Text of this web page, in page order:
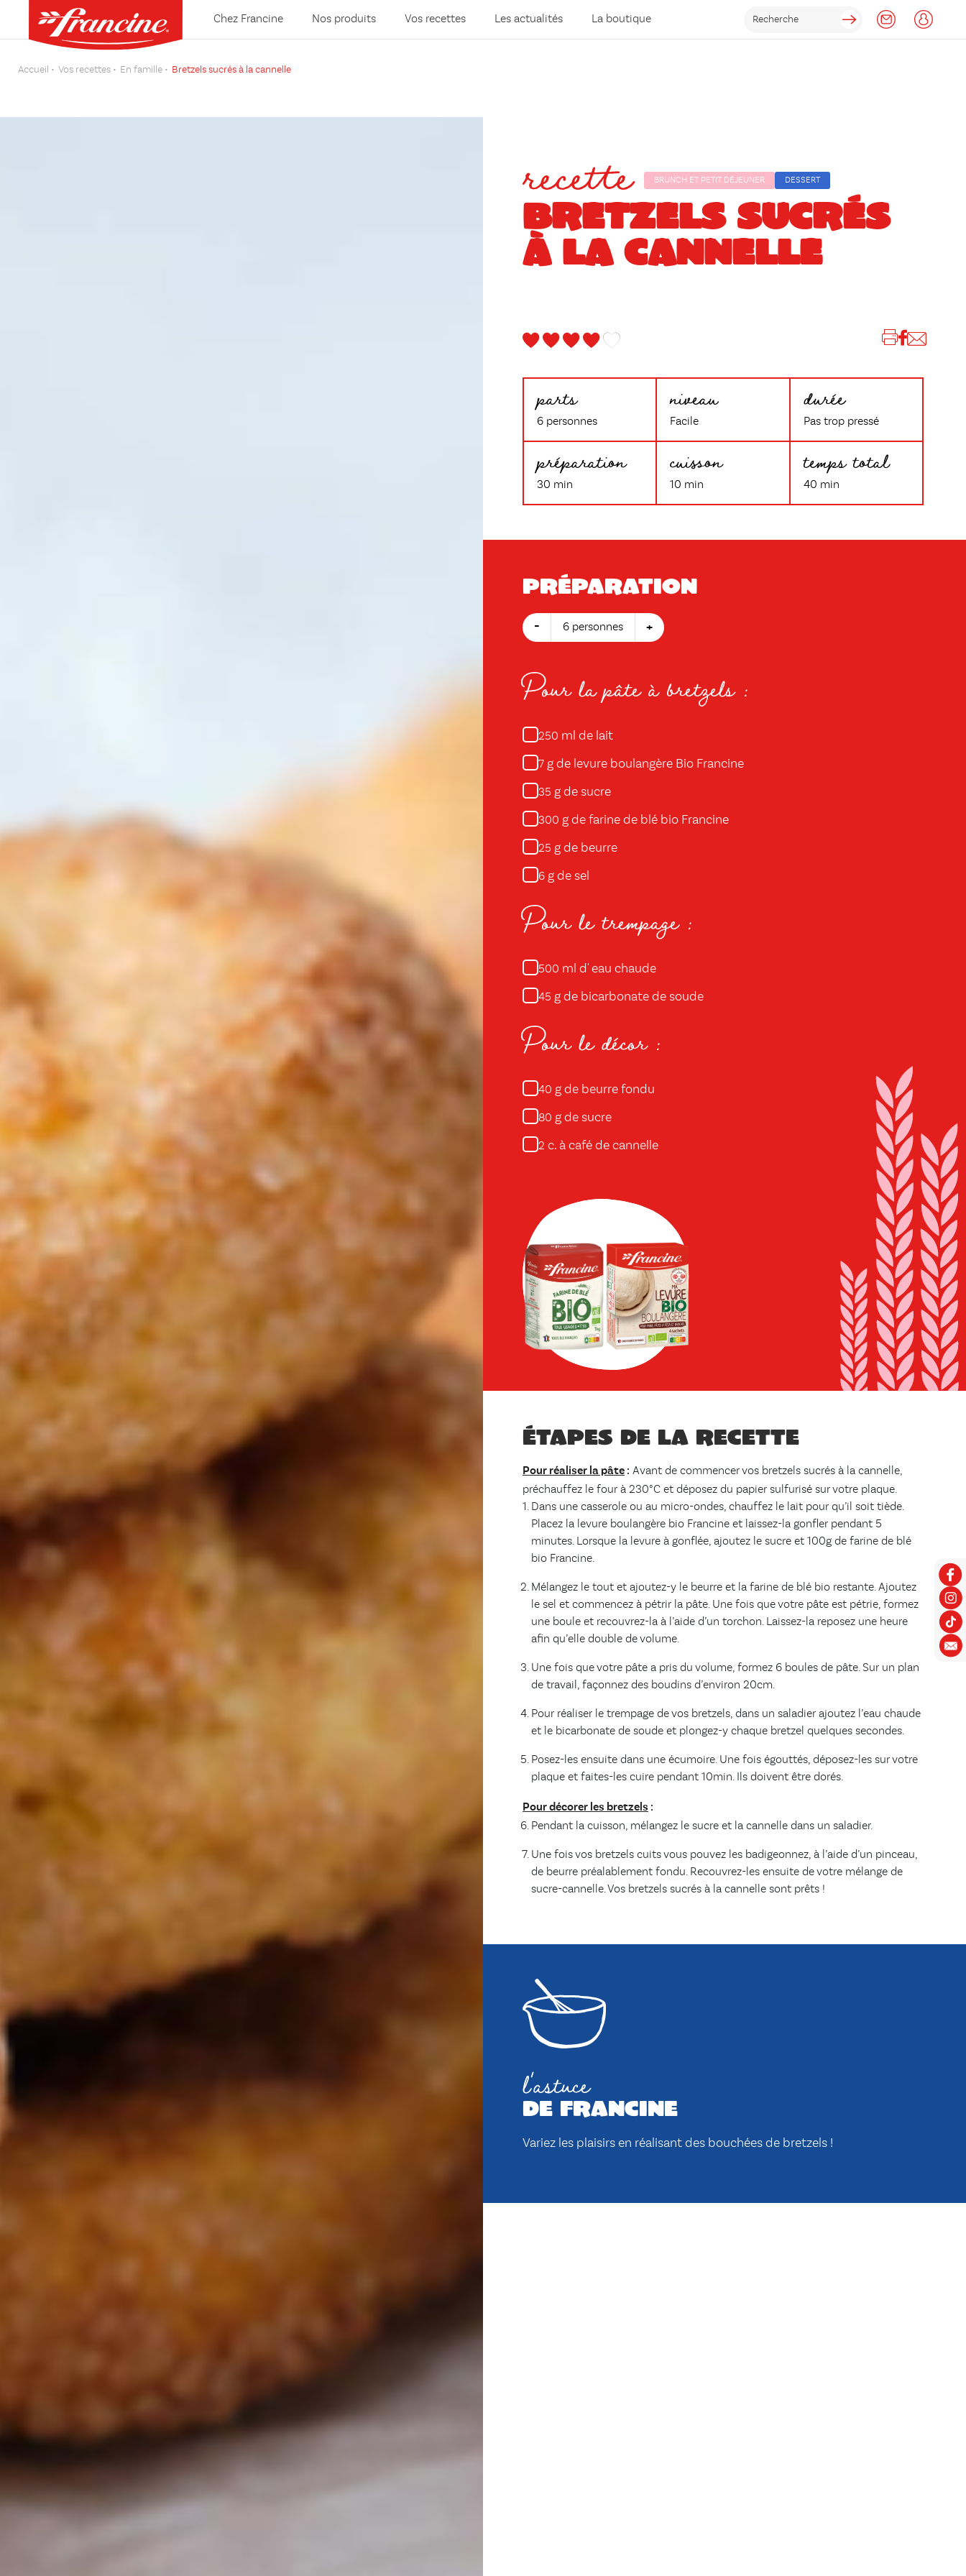
Chez Francine Nos produits Vos recettes Les actualités La boutique
Accueil Vos recettes En famille Bretzels sucrés à la cannelle
recette BRUNCH ET PETIT DÉJEUNER DESSERT
BRETZELS SUCRÉS
À LA CANNELLE
parts
6 personnes
niveau
Facile
durée
Pas trop pressé
préparation
30 min
cuisson
10 min
temps total
40 min
Préparation
- 6 personnes +
Pour la pâte à bretzels :
250 ml de lait
7 g de levure boulangère Bio Francine
35 g de sucre
300 g de farine de blé bio Francine
25 g de beurre
6 g de sel
Pour le trempage :
500 ml d' eau chaude
45 g de bicarbonate de soude
Pour le décor :
40 g de beurre fondu
80 g de sucre
2 c. à café de cannelle
Étapes de la recette
Pour réaliser la pâte : Avant de commencer vos bretzels sucrés à la cannelle,
préchauffez le four à 230°C et déposez du papier sulfurisé sur votre plaque.
Dans une casserole ou au micro-ondes, chauffez le lait pour qu’il soit tiède.
Placez la levure boulangère bio Francine et laissez-la gonfler pendant 5
minutes. Lorsque la levure à gonflée, ajoutez le sucre et 100g de farine de blé
bio Francine.
Mélangez le tout et ajoutez-y le beurre et la farine de blé bio restante. Ajoutez
le sel et commencez à pétrir la pâte. Une fois que votre pâte est pétrie, formez
une boule et recouvrez-la à l’aide d’un torchon. Laissez-la reposez une heure
afin qu’elle double de volume.
Une fois que votre pâte a pris du volume, formez 6 boules de pâte. Sur un plan
de travail, façonnez des boudins d’environ 20cm.
Pour réaliser le trempage de vos bretzels, dans un saladier ajoutez l’eau chaude
et le bicarbonate de soude et plongez-y chaque bretzel quelques secondes.
Posez-les ensuite dans une écumoire. Une fois égouttés, déposez-les sur votre
plaque et faites-les cuire pendant 10min. Ils doivent être dorés.
Pour décorer les bretzels :
Pendant la cuisson, mélangez le sucre et la cannelle dans un saladier.
Une fois vos bretzels cuits vous pouvez les badigeonnez, à l’aide d’un pinceau,
de beurre préalablement fondu. Recouvrez-les ensuite de votre mélange de
sucre-cannelle. Vos bretzels sucrés à la cannelle sont prêts !
l'astuce
de francine
Variez les plaisirs en réalisant des bouchées de bretzels !